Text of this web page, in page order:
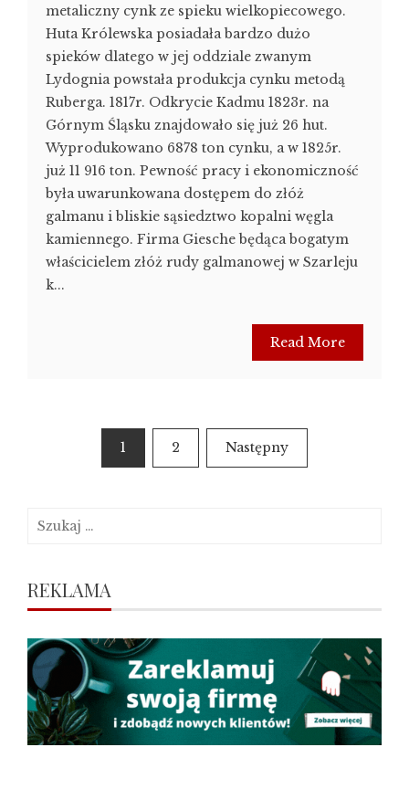
metaliczny cynk ze spieku wielkopiecowego.
Huta Królewska posiadała bardzo dużo
spieków dlatego w jej oddziale zwanym
Lydognia powstała produkcja cynku metodą
Ruberga. 1817r. Odkrycie Kadmu 1823r. na
Górnym Śląsku znajdowało się już 26 hut.
Wyprodukowano 6878 ton cynku, a w 1825r.
już 11 916 ton. Pewność pracy i ekonomiczność
była uwarunkowana dostępem do złóż
galmanu i bliskie sąsiedztwo kopalni węgla
kamiennego. Firma Giesche będąca bogatym
właścicielem złóż rudy galmanowej w Szarleju
k...
Read More
Stronicowanie
wpisów
1 2 Następny
Szukaj:
REKLAMA